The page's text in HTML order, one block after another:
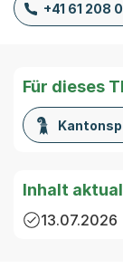
+41 61 208
Für dieses
Inhalt
13.07.2026